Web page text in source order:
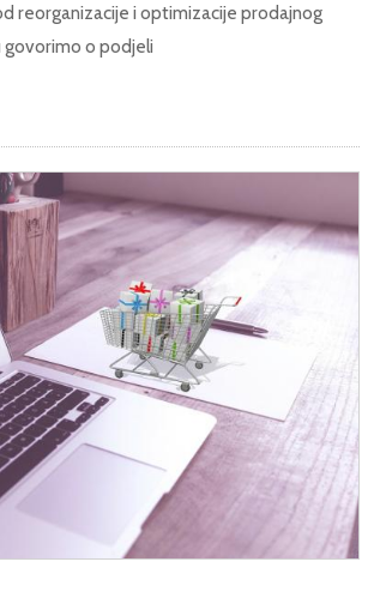
reorganizacije i optimizacije prodajnog
o podjeli